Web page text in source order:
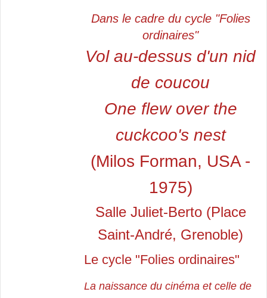
Dans le cadre du cycle "Folies
ordinaires"
Vol au-dessus d'un nid
de coucou
One flew over the
cuckcoo's nest
(Milos Forman, USA -
1975)
Salle Juliet-Berto (Place
Saint-André, Grenoble)
Le cycle "Folies ordinaires"
La naissance du cinéma et celle de